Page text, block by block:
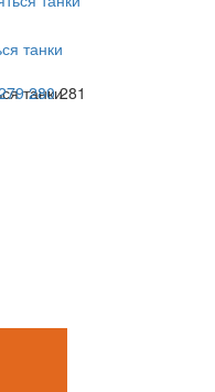
танки
танки
280 281